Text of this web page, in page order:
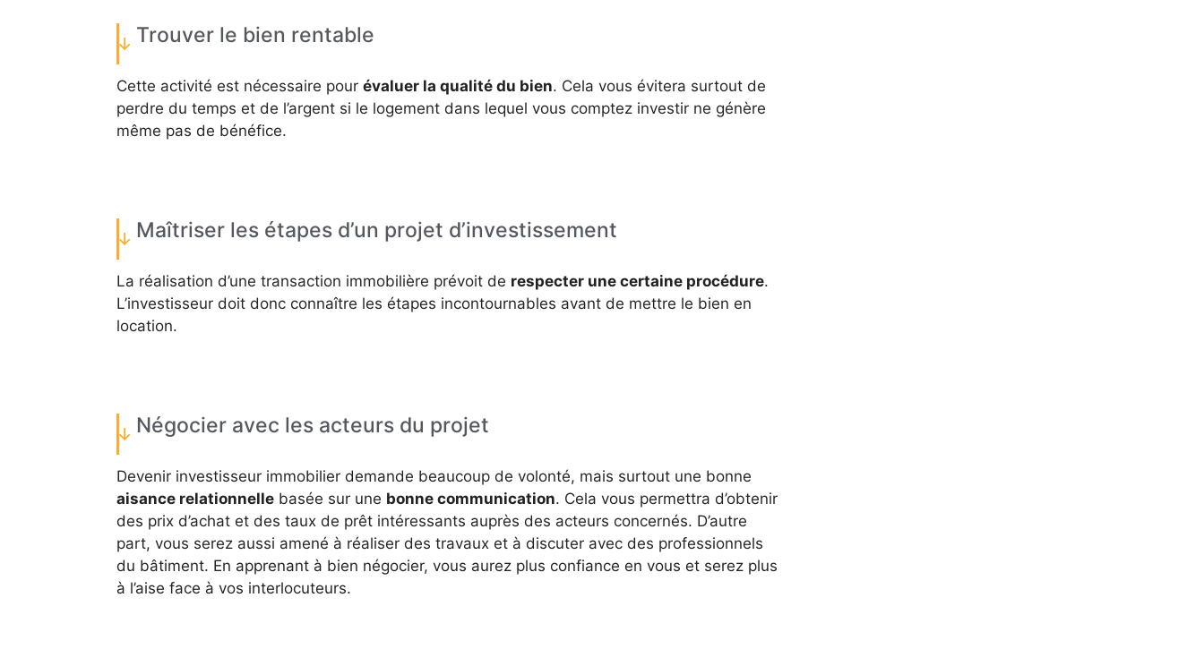
Trouver le bien rentable
Cette activité est nécessaire pour évaluer la qualité du bien. Cela vous évitera surtout de
perdre du temps et de l’argent si le logement dans lequel vous comptez investir ne génère
même pas de bénéfice.
Maîtriser les étapes d’un projet d’investissement
La réalisation d’une transaction immobilière prévoit de respecter une certaine procédure.
L’investisseur doit donc connaître les étapes incontournables avant de mettre le bien en
location.
Négocier avec les acteurs du projet
Devenir investisseur immobilier demande beaucoup de volonté, mais surtout une bonne
aisance relationnellebasée sur une bonne communication. Cela vous permettra d’obtenir
des prix d’achat et des taux de prêt intéressants auprès des acteurs concernés. D’autre
part, vous serez aussi amené à réaliser des travaux et à discuter avec des professionnels
du bâtiment. En apprenant à bien négocier, vous aurez plus confiance en vous et serez plus
à l’aise face à vos interlocuteurs.